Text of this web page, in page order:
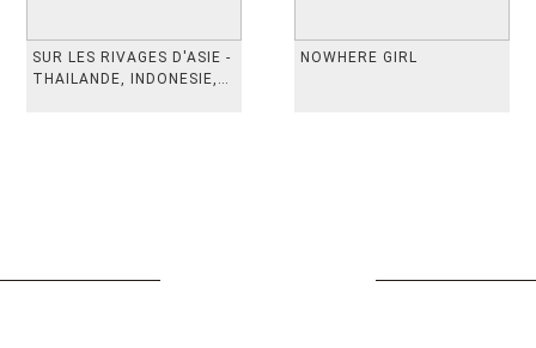
SUR LES RIVAGES D'ASIE -
THAILANDE, INDONESIE,
NOWHERE GIRL